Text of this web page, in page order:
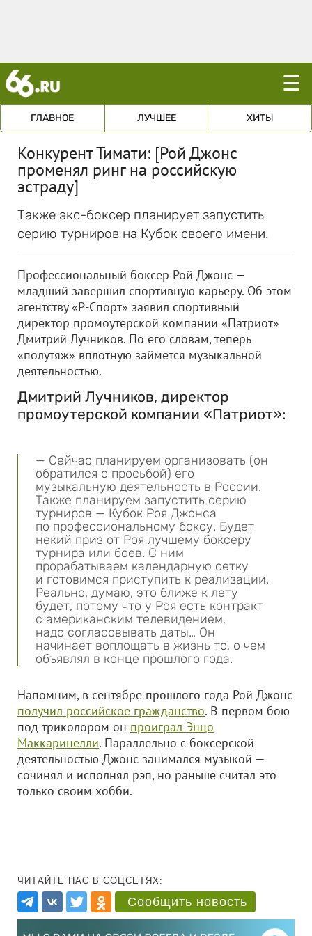
☰
ГЛАВНОЕ ЛУЧШЕЕ ХИТЫ
Конкурент Тимати: [Рой Джонс
променял ринг на российскую
эстраду]
Также экс-боксер планирует запустить
серию турниров на Кубок своего имени.
Профессиональный боксер Рой Джонс —
младший завершил спортивную карьеру. Об этом
агентству «Р-Спорт» заявил спортивный
директор промоутерской компании «Патриот»
Дмитрий Лучников. По его словам, теперь
«полутяж» вплотную займется музыкальной
деятельностью.
Дмитрий Лучников, директор
промоутерской компании «Патриот»:
— Сейчас планируем организовать (он
обратился с просьбой) его
музыкальную деятельность в России.
Также планируем запустить серию
турниров — Кубок Роя Джонса
по профессиональному боксу. Будет
некий приз от Роя лучшему боксеру
турнира или боев. С ним
прорабатываем календарную сетку
и готовимся приступить к реализации.
Реально, думаю, это ближе к лету
будет, потому что у Роя есть контракт
с американским телевидением,
надо согласовывать даты… Он
начинает воплощать в жизнь то, о чем
объявлял в конце прошлого года.
Напомним, в сентябре прошлого года Рой Джонс
получил российское гражданство. В первом бою
под триколором он проиграл Энцо
Маккаринелли. Параллельно с боксерской
деятельностью Джонс занимался музыкой —
сочинял и исполнял рэп, но раньше считал это
только своим хобби.
ЧИТАЙТЕ НАС В СОЦСЕТЯХ:
Сообщить новость